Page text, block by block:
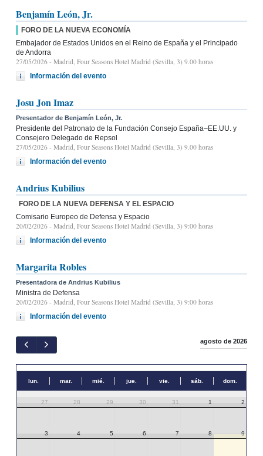
Benjamín León, Jr.
FORO DE LA NUEVA ECONOMÍA
Embajador de Estados Unidos en el Reino de España y el Principado
de Andorra
27/05/2026 - Madrid, Four Seasons Hotel Madrid (Sevilla, 3) 9.00 horas
Información del evento
Josu Jon Imaz
Presentador de Benjamín León, Jr.
Presidente del Patronato de la Fundación Consejo España–EE.UU. y
Consejero Delegado de Repsol
27/05/2026 - Madrid, Four Seasons Hotel Madrid (Sevilla, 3) 9.00 horas
Información del evento
Andrius Kubilius
FORO DE LA NUEVA DEFENSA Y EL ESPACIO
Comisario Europeo de Defensa y Espacio
20/02/2026 - Madrid, Four Seasons Hotel Madrid (Sevilla, 3) 9:00 horas
Información del evento
Margarita Robles
Presentadora de Andrius Kubilius
Ministra de Defensa
20/02/2026 - Madrid, Four Seasons Hotel Madrid (Sevilla, 3) 9:00 horas
Información del evento
agosto de 2026
lun. mar. mié. jue. vie. sáb. dom.
27 28 29 30 31 1 2
3 4 5 6 7 8 9